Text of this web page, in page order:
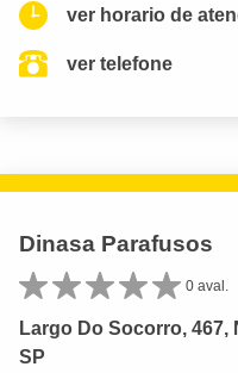
ver horario de
ver telefone
Dinasa Parafusos
0 aval.
Largo Do Socorro, 467,
SP